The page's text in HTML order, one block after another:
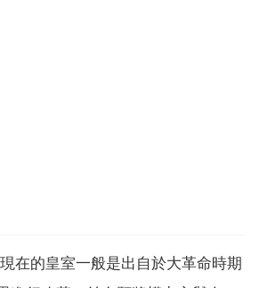
在的皇室一般是出自於大革命時期